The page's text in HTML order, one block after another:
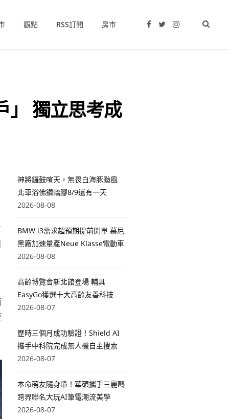
觀點 RSS訂閱 房市
I
」 獨立思考成
神將鑼鼓喧天，無畏白海豚颱風
北車浴佛鑽轎腳8/9還有一天
2026-08-08
BMW i3需求超預期提前開單 慕尼
黑廠加速量產Neue Klasse電動車
2026-08-08
高齡博覽會新北館登場 輔具
EasyGo獲選十大高齡友善科技
2026-08-07
歷時三個月成功驗證！Shield AI
攜手中科院完成無人機自主搜索
2026-08-07
本命萌友隨身帶！華碩攜手三麗鷗
跨界聯名大玩AI筆電潮流美學
2026-08-07